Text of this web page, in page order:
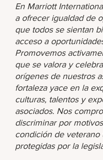
En Marriott
a ofrecer igualdad de
que todos se sientan
acceso a
Promovemos
que se valora y
orígenes de nuestros
fortaleza yace en la
culturas, talentos y
asociados. Nos
discriminar por
condición de veterano
protegidas por la